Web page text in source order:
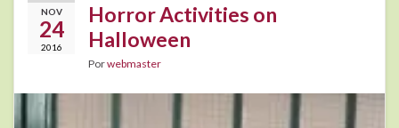
NOV
24
2016
Horror Activities on
Halloween
Porwebmaster